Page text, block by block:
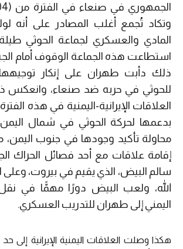
وتكاد تُجمع أغلب المصادر على أنه
المادي والعسكري لجماعة الحوثي
استطاعت هذه الجماعة الوقوف أمام
ذلك دأبت طهران على إنكار توجيهها
للحوثي في حربه ضد صنعاء، وانعكس
العلاقات الإيرانية-اليمنية في هذه
بدعمها لحركة الحوثي في شمال
محاولة تأكيد وجودها في جنوب اليمن،
إقامة علاقات مع أحد فصائل الحراك
سالم البيض، الذي يقيم في بيروت، وعلى
الله، ولعب البيض دورًا مهمًّا في
اليمني إلى طهران للتدريب العسكري.
هكذا وصلت العلاقات اليمنية الإيرانية إلى